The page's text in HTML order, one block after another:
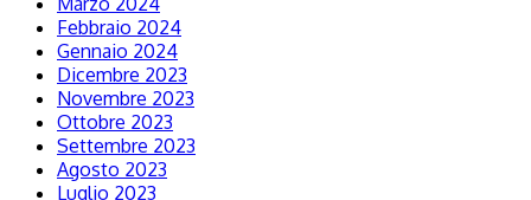
Febbraio 2024
Gennaio 2024
Dicembre 2023
Novembre 2023
Ottobre 2023
Settembre 2023
Agosto 2023
Luglio 2023